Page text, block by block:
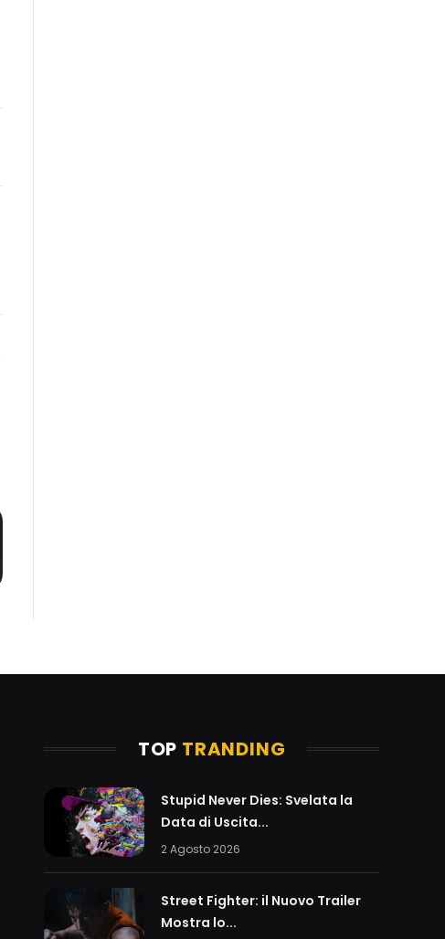
TOP TRANDING
Stupid Never Dies: Svelata la
Data di Uscita...
2 Agosto 2026
Street Fighter: il Nuovo Trailer
Mostra lo...